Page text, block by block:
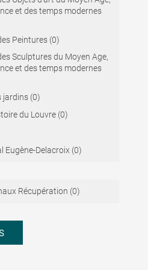
et des temps modernes
Peintures (0)
Sculptures du Moyen Age,
et des temps modernes
jardins (0)
du Louvre (0)
Eugène-Delacroix (0)
Récupération (0)